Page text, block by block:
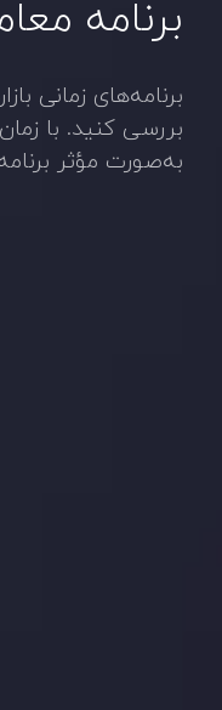
برنامه
برنامه‌های زمانی
بررسی کنید. با
به‌صورت مؤثر